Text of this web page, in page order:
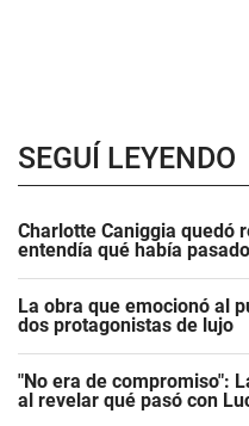
SEGUÍ LEYENDO
Charlotte Caniggia quedó
entendía qué había pasado
La obra que emocionó al
dos protagonistas de lujo
"No era de compromiso":
al revelar qué pasó con